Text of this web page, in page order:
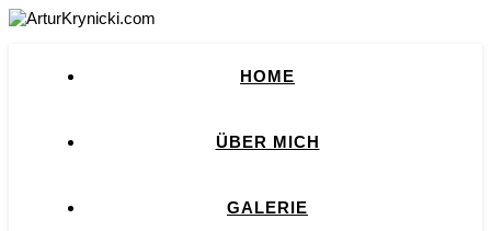
HOME
ÜBER MICH
GALERIE